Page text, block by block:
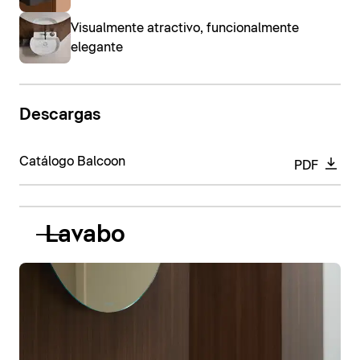
Visualmente atractivo, funcionalmente
elegante
Descargas
Catálogo Balcoon PDF
Lavabo